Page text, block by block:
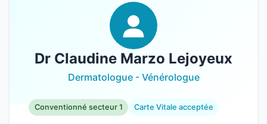
Dr Claudine Marzo Lejoyeux
Dermatologue - Vénérologue
Conventionné secteur 1 Carte Vitale acceptée